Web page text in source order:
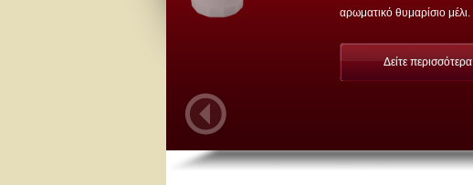
αρωματικό θυμαρίσιο μέλι.
Δείτε περισσότερα